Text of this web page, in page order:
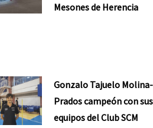
Mesones de Herencia
Gonzalo Tajuelo Molina-
Prados campeón con sus
equipos del Club SCM